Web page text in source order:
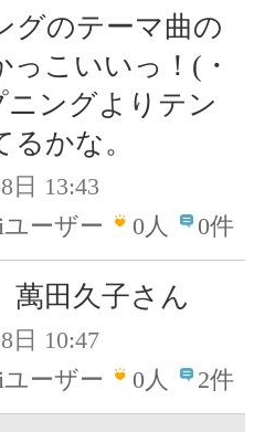
グのテーマ曲の
っこいいっ！(・
ニングよりテン
かな。
日 13:43
ーザー
0人 0件
萬田久子さん
日 10:47
ーザー
0人 2件